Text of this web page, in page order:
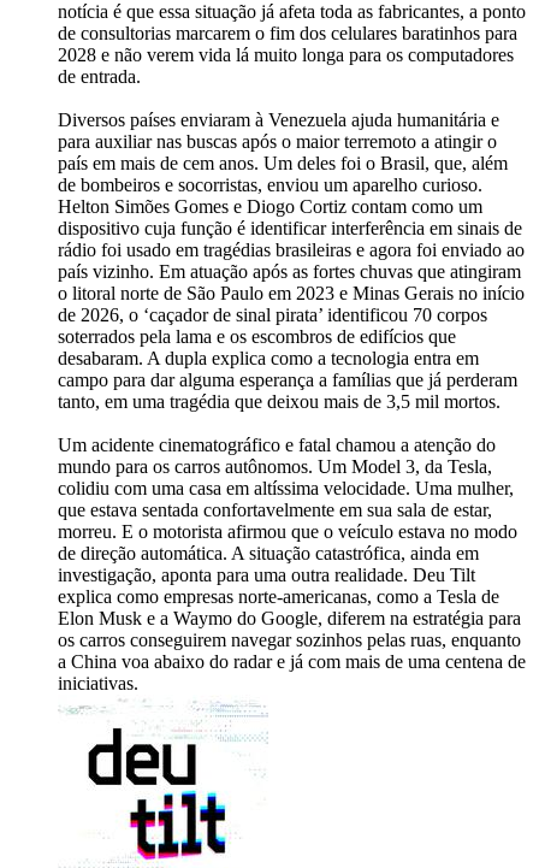
notícia é que essa situação já afeta toda as fabricantes, a ponto
de consultorias marcarem o fim dos celulares baratinhos para
2028 e não verem vida lá muito longa para os computadores
de entrada.
Diversos países enviaram à Venezuela ajuda humanitária e
para auxiliar nas buscas após o maior terremoto a atingir o
país em mais de cem anos. Um deles foi o Brasil, que, além
de bombeiros e socorristas, enviou um aparelho curioso.
Helton Simões Gomes e Diogo Cortiz contam como um
dispositivo cuja função é identificar interferência em sinais de
rádio foi usado em tragédias brasileiras e agora foi enviado ao
país vizinho. Em atuação após as fortes chuvas que atingiram
o litoral norte de São Paulo em 2023 e Minas Gerais no início
de 2026, o ‘caçador de sinal pirata’ identificou 70 corpos
soterrados pela lama e os escombros de edifícios que
desabaram. A dupla explica como a tecnologia entra em
campo para dar alguma esperança a famílias que já perderam
tanto, em uma tragédia que deixou mais de 3,5 mil mortos.
Um acidente cinematográfico e fatal chamou a atenção do
mundo para os carros autônomos. Um Model 3, da Tesla,
colidiu com uma casa em altíssima velocidade. Uma mulher,
que estava sentada confortavelmente em sua sala de estar,
morreu. E o motorista afirmou que o veículo estava no modo
de direção automática. A situação catastrófica, ainda em
investigação, aponta para uma outra realidade. Deu Tilt
explica como empresas norte-americanas, como a Tesla de
Elon Musk e a Waymo do Google, diferem na estratégia para
os carros conseguirem navegar sozinhos pelas ruas, enquanto
a China voa abaixo do radar e já com mais de uma centena de
iniciativas.